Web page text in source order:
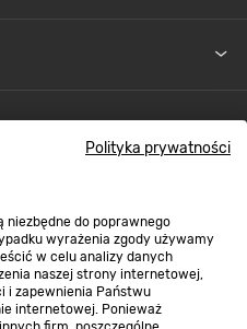
Polityka prywatności
niezbędne do poprawnego
wyrażenia zgody używamy
w celu analizy danych
naszej strony internetowej,
i zapewnienia Państwu
internetowej. Ponieważ